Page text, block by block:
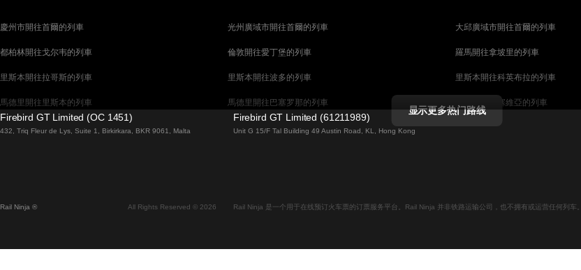
慶州市開往首爾的列車 光州廣域市開往首爾的列車 大邱廣域市開往首爾的列車
都柏林開往戈尔韦的列車 倫敦開往愛丁堡的列車 羅馬開往拿坡里的列車
里斯本開往拉哥斯的列車 里斯本開往波多的列車 里斯本開往科英布拉的列車
馬德里開往里斯本的列車 馬德里開往巴塞罗那的列車 馬德里開往塞維亞的列車
馬拉加開往馬德里的列車 巴塞罗那開往馬德里的列車
维也纳開往布拉格的列車 首爾開往蔚山廣域市的列車 首爾開往大邱廣域市的列車
显示更多热门路线
Firebird GT Limited (OC 1451)
432, Triq Fleur de Lys, Suite 1, Birkirkara, BKR 9061, Malta
Firebird GT Limited (61211989)
Unit G 15/F Tal Building 49 Austin Road, KL, Hong Kong
Rail Ninja ® All Rights Reserved © 2026 Rail Ninja 是一个用于在线预订火车票的订票服务平台。Rail Ninja 并非铁路运输公司，也不拥有或运营任何列车。